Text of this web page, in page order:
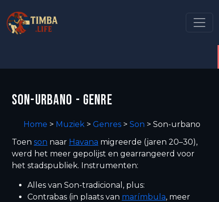
SON-URBANO - GENRE
Home > Muziek > Genres > Son > Son-urbano
Toen son naar Havana migreerde (jaren 20–30),
werd het meer gepolijst en gearrangeerd voor
het stadspubliek. Instrumenten:
Alles van Son-tradicional, plus:
Contrabas (in plaats van marímbula, meer